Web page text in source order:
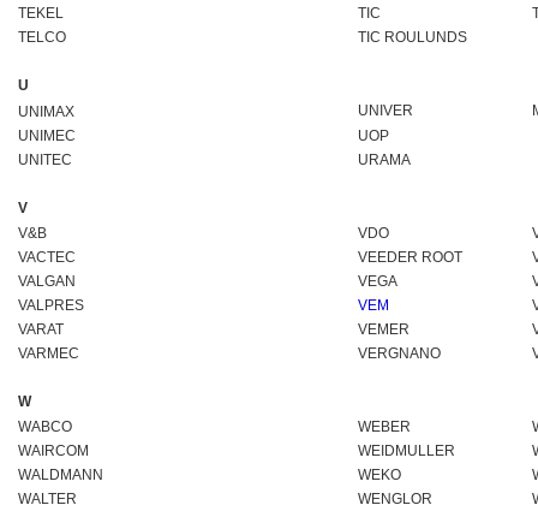
TEKEL
TIC
TELCO
TIC ROULUNDS
U
UNIMAX
UNIVER
UNIMEC
UOP
UNITEC
URAMA
V
V&B
VDO
VACTEC
VEEDER ROOT
VALGAN
VEGA
VALPRES
VEM
VARAT
VEMER
VARMEC
VERGNANO
W
WABCO
WEBER
WAIRCOM
WEIDMULLER
WALDMANN
WEKO
WALTER
WENGLOR